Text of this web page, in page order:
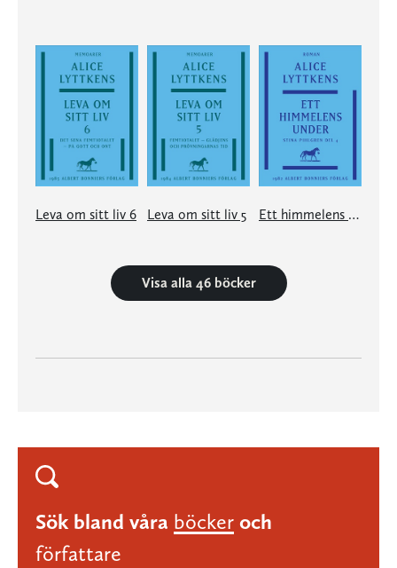
Leva om sitt liv 6 Leva om sitt liv 5 Ett himmelens under
Visa alla 46 böcker
Sök bland våra böcker och
författare